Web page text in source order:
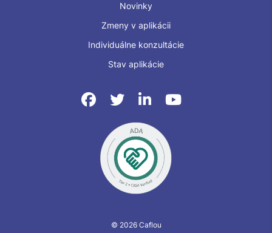
Novinky
Zmeny v aplikácii
Individuálne konzultácie
Stav aplikácie
© 2026 Caflou